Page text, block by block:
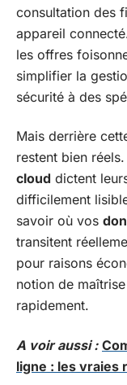
consultation des
appareil
les offres
simplifier la
sécurité à des
Mais derrière
restent bien
cloud dictent
difficilement
savoir où vos
transitent
pour raisons
notion de
rapidement.
A voir aussi :
ligne : les vraies